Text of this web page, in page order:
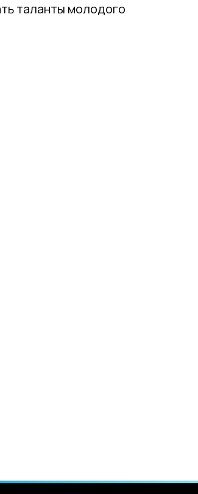
таланты молодого